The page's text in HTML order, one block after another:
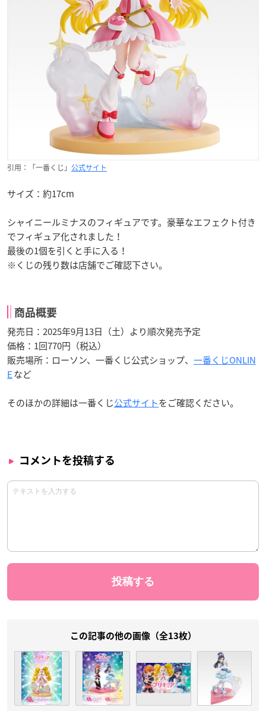
引用：「一番くじ」 公式サイト
サイズ：約17cm
シャイニールミナスのフィギュアです。豪華なエフェクト付き
でフィギュア化されました！
最後の1個を引くと手に入る！
※くじの残り数は店舗でご確認下さい。
商品概要
発売日：2025年9月13日（土）より順次発売予定
価格：1回770円（税込）
販売場所：ローソン、一番くじ公式ショップ、 一番くじONLIN
Eなど
そのほかの詳細は一番くじ公式サイトをご確認ください。
コメントを投稿する
この記事の他の画像（全13枚）